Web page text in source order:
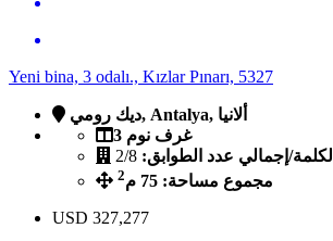
Yeni bina, 3 odalı., Kızlar Pınarı, 5327
ديك رومي, Antalya, ألانيا
3 غرف نوم
الكلمة/إجمالي عدد الطوابق: 2/8
مجموع مساحة: 75 م
2
USD 327,277